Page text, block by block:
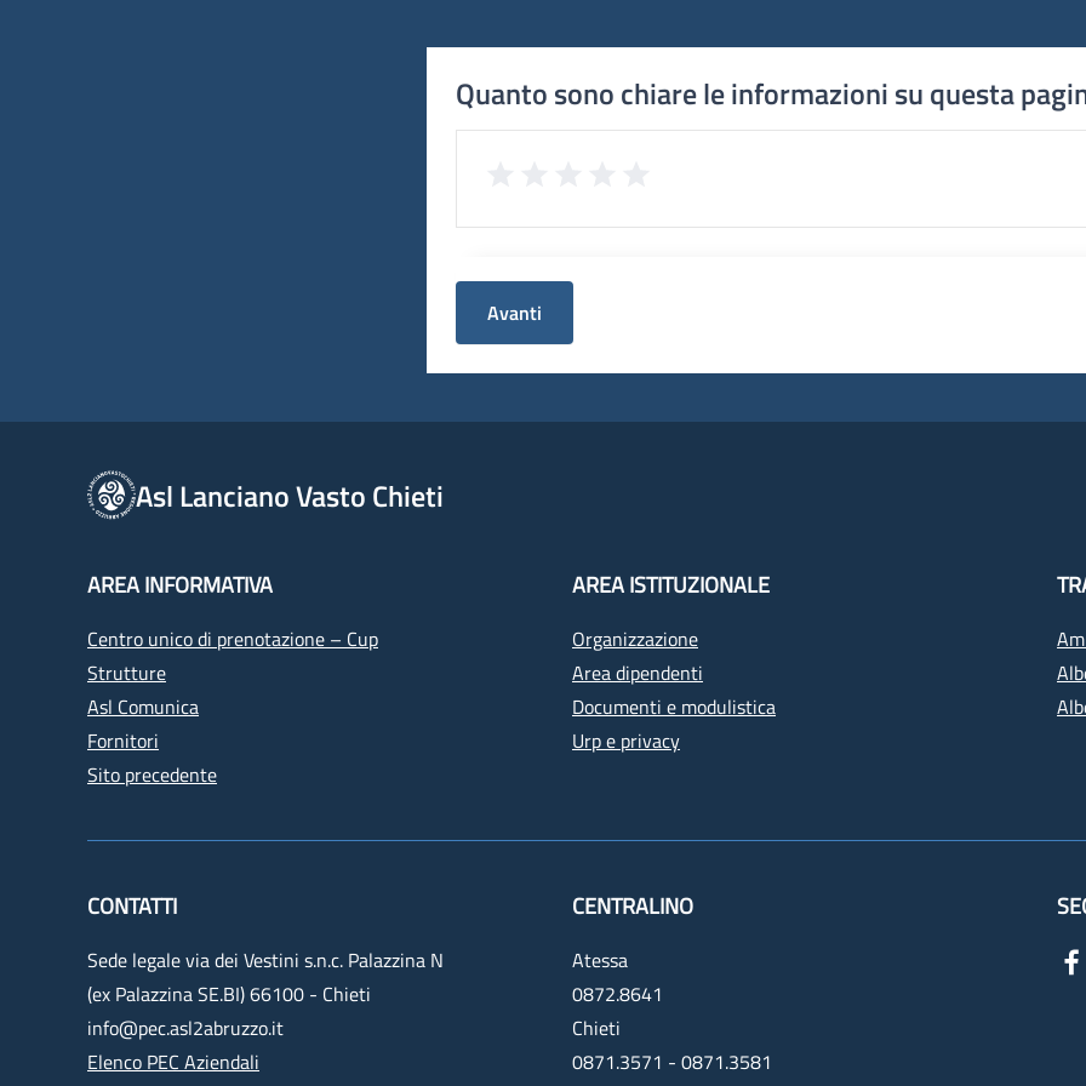
Quanto sono chiare le informazioni su questa
Avanti
Asl Lanciano Vasto Chieti
AREA INFORMATIVA
Centro unico di prenotazione – Cup
Strutture
Asl Comunica
Fornitori
Sito precedente
AREA ISTITUZIONALE
Organizzazione
Area dipendenti
Documenti e modulistica
Urp e privacy
CONTATTI
Sede legale via dei Vestini s.n.c. Palazzina N
(ex Palazzina SE.BI) 66100 - Chieti
info@pec.asl2abruzzo.it
Elenco PEC Aziendali
CENTRALINO
Atessa
0872.8641
Chieti
0871.3571 - 0871.3581